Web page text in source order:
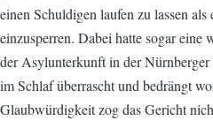
einen Schuldigen laufen zu lassen
einzusperren. Dabei hatte sogar eine
der Asylunterkunft in der Nürnberger
im Schlaf überrascht und bedrängt
Glaubwürdigkeit zog das Gericht